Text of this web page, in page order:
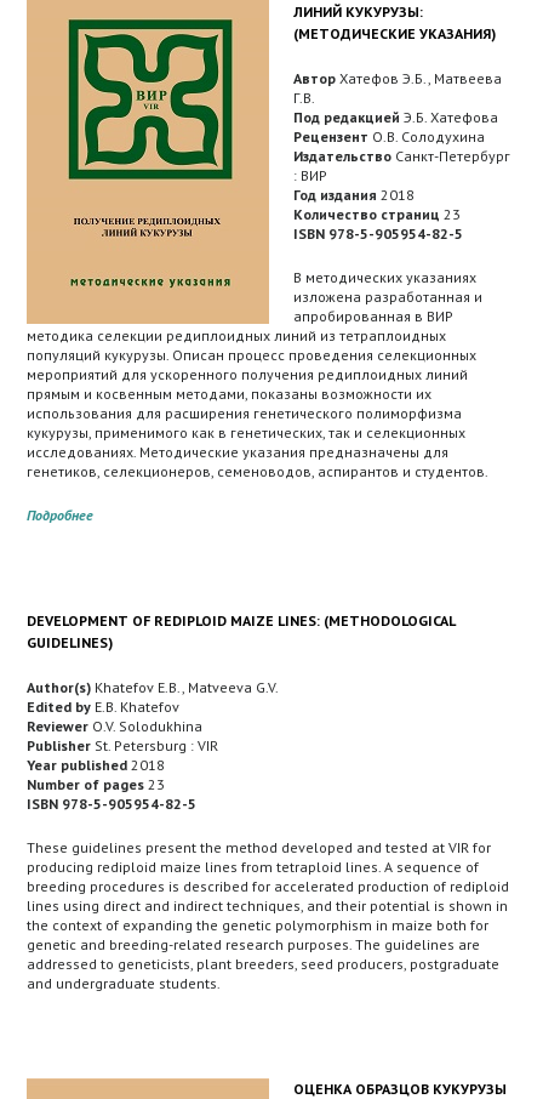
ЛИНИЙ КУКУРУЗЫ:
(МЕТОДИЧЕСКИЕ УКАЗАНИЯ)
Автор Хатефов Э.Б., Матвеева
Г.В.
Под редакцией Э.Б. Хатефова
Рецензент О.В. Солодухина
Издательство Санкт-Петербург
: ВИР
Год издания 2018
Количество страниц 23
ISBN 978-5-905954-82-5
В методических указаниях
изложена разработанная и
апробированная в ВИР
методика селекции редиплоидных линий из тетраплоидных
популяций кукурузы. Описан процесс проведения селекционных
мероприятий для ускоренного получения редиплоидных линий
прямым и косвенным методами, показаны возможности их
использования для расширения генетического полиморфизма
кукурузы, применимого как в генетических, так и селекционных
исследованиях. Методические указания предназначены для
генетиков, селекционеров, семеноводов, аспирантов и студентов.
Подробнее
DEVELOPMENT OF REDIPLOID MAIZE LINES: (METHODOLOGICAL
GUIDELINES)
Author(s) Khatefov E.B., Matveeva G.V.
Edited by E.B. Khatefov
Reviewer O.V. Solodukhina
Publisher St. Petersburg : VIR
Year published 2018
Number of pages 23
ISBN 978-5-905954-82-5
These guidelines present the method developed and tested at VIR for
producing rediploid maize lines from tetraploid lines. A sequence of
breeding procedures is described for accelerated production of rediploid
lines using direct and indirect techniques, and their potential is shown in
the context of expanding the genetic polymorphism in maize both for
genetic and breeding-related research purposes. The guidelines are
addressed to geneticists, plant breeders, seed producers, postgraduate
and undergraduate students.
ОЦЕНКА ОБРАЗЦОВ КУКУРУЗЫ